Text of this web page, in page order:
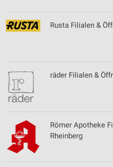
Rusta Filialen &
räder Filialen &
Römer Apotheke
Rheinberg
Speichern von oder Zugriff
Erstellung von Profilen für
Werbung
personalisierter Werbung
Erstellung von Profilen zur
von Inhalten